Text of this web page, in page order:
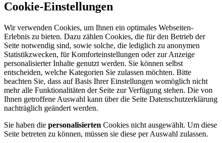
Cookie-Einstellungen
Wir verwenden Cookies, um Ihnen ein optimales Webseiten-
Erlebnis zu bieten. Dazu zählen Cookies, die für den Betrieb der
Seite notwendig sind, sowie solche, die lediglich zu anonymen
Statistikzwecken, für Komforteinstellungen oder zur Anzeige
personalisierter Inhalte genutzt werden. Sie können selbst
entscheiden, welche Kategorien Sie zulassen möchten. Bitte
beachten Sie, dass auf Basis Ihrer Einstellungen womöglich nicht
mehr alle Funktionalitäten der Seite zur Verfügung stehen. Die von
Ihnen getroffene Auswahl kann über die Seite Datenschutzerklärung
nachträglich geändert werden.
Sie haben die personalisierten Cookies nicht ausgewählt. Um diese
Seite betreten zu können, müssen sie diese per Auswahl zulassen.